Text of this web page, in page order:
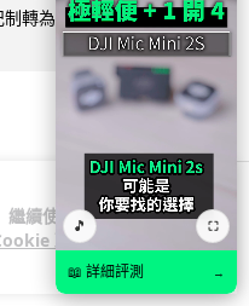
繼續使用
政
轉為「opt-in」先徵同意
🎵 ⛶
📖 詳細評測 →